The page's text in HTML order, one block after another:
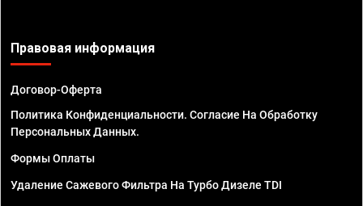
Правовая информация
Договор-Оферта
Политика Конфиденциальности. Согласие На Обработку
Персональных Данных.
Формы Оплаты
Удаление Сажевого Фильтра На Турбо Дизеле TDI